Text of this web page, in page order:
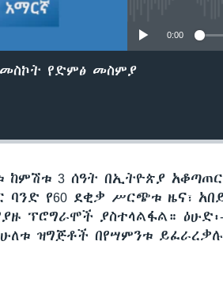
0:00
የድምፅ መስምያ
ከምሽቱ 3 ሰዓት በኢትዮጵያ
ባንድ የ60 ደቂቃ ሥርጭቱ ዜና፣
ፕሮግራሞች ያስተላልፋል።
ዝግጅቶች በየሣምንቱ